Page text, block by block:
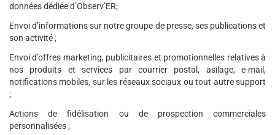
données dédiée d’Observ’ER;
Envoi d’informations sur notre groupe de presse, ses publications et
son activité ;
Envoi d’offres marketing, publicitaires et promotionnelles relatives à
nos produits et services par courrier postal, asilage, e-mail,
notifications mobiles, sur les réseaux sociaux ou tout autre support
;
Actions de fidélisation ou de prospection commerciales
personnalisées ;